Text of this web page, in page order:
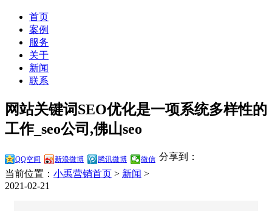
首页
案例
服务
关于
新闻
联系
网站关键词SEO优化是一项系统多样性的
工作_seo公司,佛山seo
分享到：
QQ空间 新浪微博 腾讯微博 微信
当前位置： 小禹营销首页 > 新闻 >
2021-02-21